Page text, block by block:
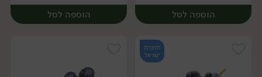
הוספה לסל הוספה לסל
תוצרת
ישראל